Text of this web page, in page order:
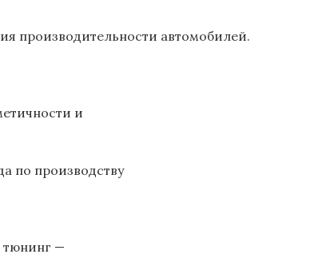
производительности автомобилей.
и
по производству
тюнинг —